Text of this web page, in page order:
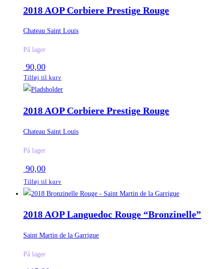
2018 AOP Corbiere Prestige Rouge
Chateau Saint Louis
På lager
90,00
Tilføj til kurv
2018 AOP Corbiere Prestige Rouge
Chateau Saint Louis
På lager
90,00
Tilføj til kurv
2018 AOP Languedoc Rouge “Bronzinelle”
Saint Martin de la Garrigue
På lager